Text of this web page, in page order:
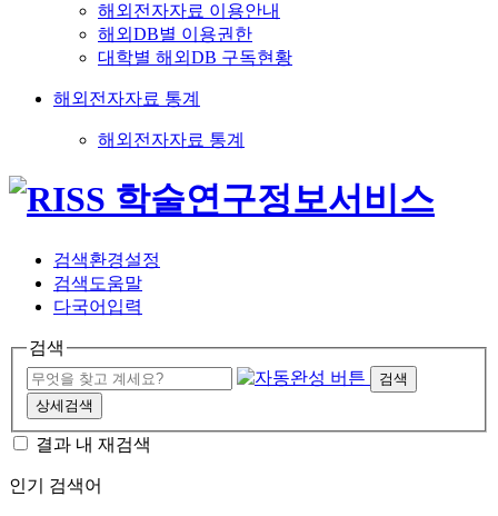
해외전자자료 이용안내
해외DB별 이용권한
대학별 해외DB 구독현황
해외전자자료 통계
해외전자자료 통계
검색환경설정
검색도움말
다국어입력
검색
검색
상세검색
결과 내 재검색
인기 검색어